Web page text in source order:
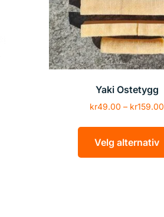
Yaki Ostetygg
kr49.00 – kr159.00
Velg alternativ